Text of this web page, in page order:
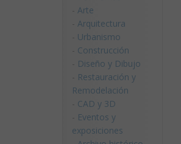
- Arte
- Arquitectura
- Urbanismo
- Construcción
- Diseño y Dibujo
- Restauración y
Remodelación
- CAD y 3D
- Eventos y
exposiciones